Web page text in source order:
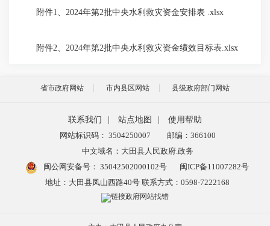
附件1、2024年第2批中央水利救灾资金安排表 .xlsx
附件2、2024年第2批中央水利救灾资金绩效目标表.xlsx
省市政府网站 市内县区网站 县级政府部门网站
联系我们 站点地图
使用帮助
网站标识码： 3504250007
邮编：366100
中文域名：大田县人民政府.政务
闽公网安备号： 35042502000102号
闽ICP备11007282号
地址：大田县凤山西路40号 联系方式：0598-7222168